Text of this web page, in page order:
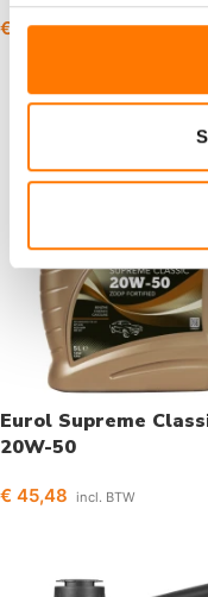
€ 30,70 -€368,02 incl.
Eurol Supreme
20W-50
€ 45,48 incl. BTW